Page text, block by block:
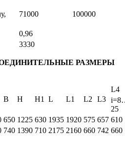
71000 100000
0,96
3330
РАЗМЕРЫ
B H H1 L L1 L2 L3
L4
25
650 1225 630 1935 1920 575 657 610
740 1390 710 2175 2160 660 742 660